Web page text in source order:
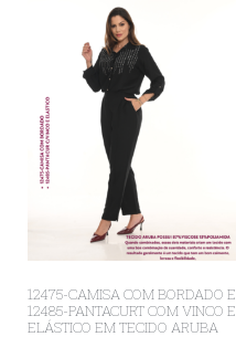
12475-CAMISA COM BORDADO E
12485-PANTACURT COM VINCO E
ELÁSTICO EM TECIDO ARUBA